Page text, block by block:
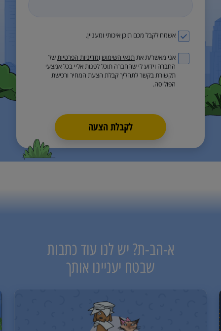
אשמח לקבל מכם תוכן איכותי ומעניין.
אני מאשר/ת אתתנאי השימושומדיניות הפרטיותשל
החברה וידוע לי שהחברה תוכל לפנות אליי בכל אמצעי
תקשורת בקשר לתהליך קבלת הצעת המחיר ורכישת
הפוליסה.
לקבלת הצעה
א-הב-ת? יש לנו עוד כתבות
שבטח יעניינו אותך